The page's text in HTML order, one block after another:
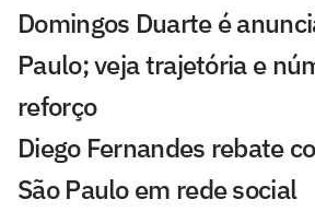
Domingos Duarte é
Paulo; veja trajetória e
reforço
Diego Fernandes rebate
São Paulo em rede social